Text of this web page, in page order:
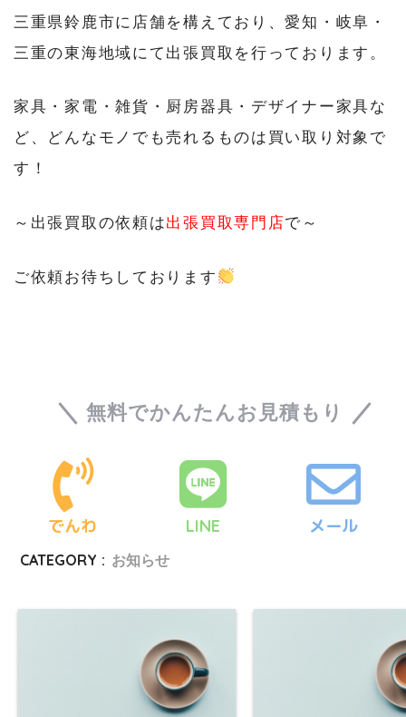
三重県鈴鹿市に店舗を構えており、愛知・岐阜・
三重の東海地域にて出張買取を行っております。
家具・家電・雑貨・厨房器具・デザイナー家具な
ど、どんなモノでも売れるものは買い取り対象で
す！
～出張買取の依頼は出張買取専門店で～
ご依頼お待ちしております
無料でかんたんお見積もり
でんわ LINE メール
CATEGORY : お知らせ